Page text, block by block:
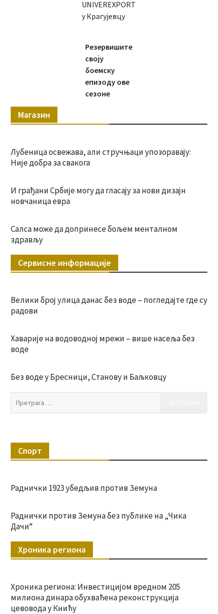
UNIVEREXPORT
у Крагујевцу
Резервишите
своју
боемску
епизоду ове
сезоне
Магазин
Лубеница освежава, али стручњаци упозоравају:
Није добра за свакога
И грађани Србије могу да гласају за нови дизајн
новчаница евра
Салса може да допринесе бољем менталном
здрављу
Сервисне информације
Велики број улица данас без воде – погледајте где су
радови
Хаварије на водоводној мрежи – више насеља без
воде
Без воде у Бресници, Станову и Баљковцу
Спорт
Раднички 1923 убедљив против Земуна
Раднички против Земуна без публике на „Чика
Дачи“
Хроника региона
Хроника региона: Инвестицијом вредном 205
милиона динара обухваћена реконструкција
цевовода у Книћу